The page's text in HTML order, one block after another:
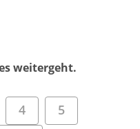
weitergeht.
4
5